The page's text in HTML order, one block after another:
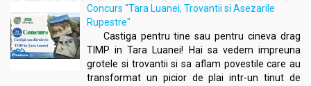
Concurs "Tara Luanei, Trovantii si Asezarile
Rupestre"
Castiga pentru tine sau pentru cineva drag
TIMP in Tara Luanei! Hai sa vedem impreuna
grotele si trovantii si sa aflam povestile care au
transformat un picior de plai intr-un tinut de